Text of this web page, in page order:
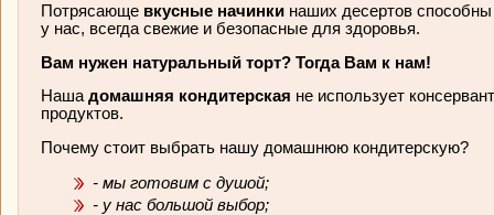
Потрясающе вкусные начинки наших десертов
у нас, всегда свежие и безопасные для здоровья.
Вам нужен натуральный торт? Тогда Вам к нам!
Нашадомашняя кондитерская не использует
продуктов.
Почему стоит выбрать нашу домашнюю кондитерскую?
- мы готовим с душой;
- у нас большой выбор;